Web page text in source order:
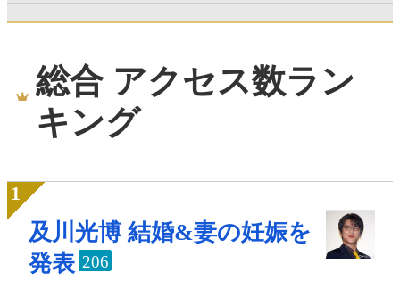
総合 アクセス数ラン
キング
及川光博 結婚&妻の妊娠を
発表 206